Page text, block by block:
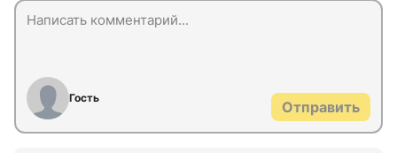
Гость
Отправить